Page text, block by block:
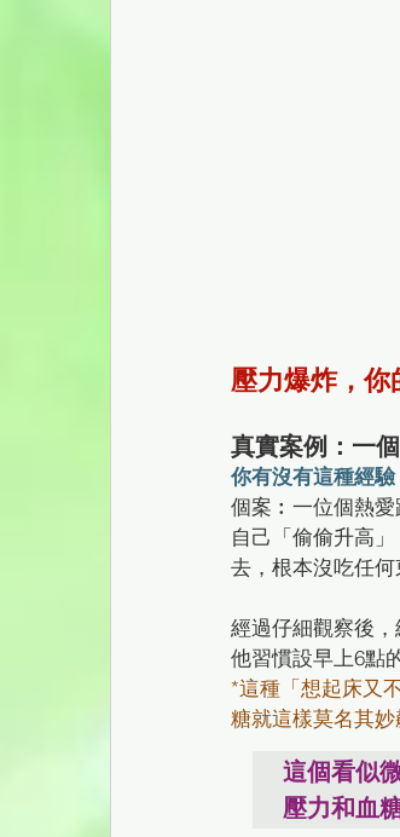
壓力爆炸，你
真實案例：一
你有沒有這種經
個案︰一位個熱
自己「偷偷升高
去，根本沒吃任何
經過仔細觀察後
他習慣設早上6點
*這種「想起床又
糖就這樣莫名其妙
這個看似
壓力和血